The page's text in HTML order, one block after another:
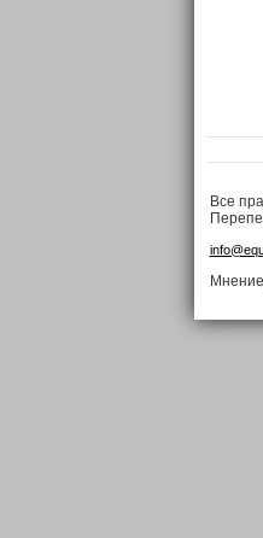
Все